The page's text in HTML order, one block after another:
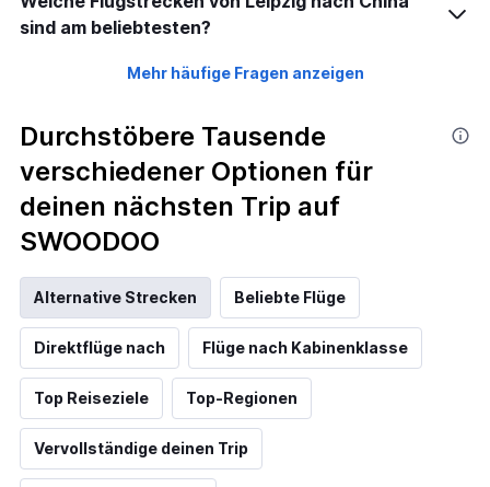
sind am beliebtesten?
Mehr häufige Fragen anzeigen
Durchstöbere Tausende
verschiedener Optionen für
deinen nächsten Trip auf
SWOODOO
Alternative Strecken Beliebte Flüge
Direktflüge nach Flüge nach Kabinenklasse
Top Reiseziele Top-Regionen
Vervollständige deinen Trip